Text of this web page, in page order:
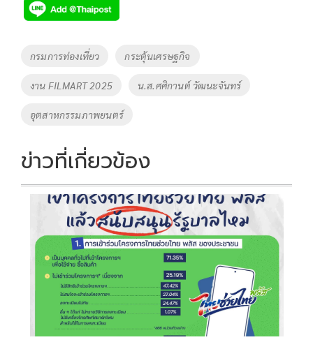
e
b
o
o
k
tt
er
p
y
n
k
Tags
กรมการท่องเที่ยว กระตุ้นเศรษฐกิจ
งาน FILMART 2025 น.ส.ศศิกานต์ วัฒนะจันทร์
อุตสาหกรรมภาพยนตร์
ข่าวที่เกี่ยวข้อง